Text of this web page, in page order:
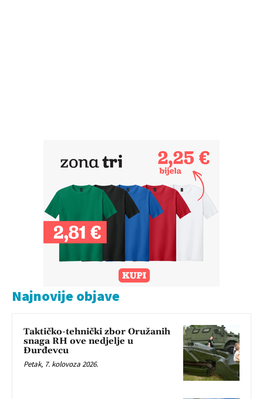
Najnovije objave
Taktičko-tehnički zbor Oružanih
snaga RH ove nedjelje u
Đurđevcu
Petak, 7. kolovoza 2026.